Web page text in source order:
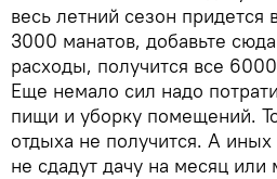
весь летний сезон
3000 манатов, добавьте
расходы, получится все
Еще немало сил надо
пищи и уборку помещений.
отдыха не получится. А иных
не сдадут дачу на месяц